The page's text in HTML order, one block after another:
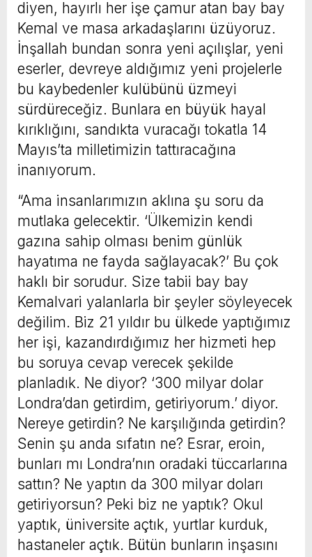
diyen, hayırlı her işe çamur atan bay bay
Kemal ve masa arkadaşlarını üzüyoruz.
İnşallah bundan sonra yeni açılışlar, yeni
eserler, devreye aldığımız yeni projelerle
bu kaybedenler kulübünü üzmeyi
sürdüreceğiz. Bunlara en büyük hayal
kırıklığını, sandıkta vuracağı tokatla 14
Mayıs’ta milletimizin tattıracağına
inanıyorum.
“Ama insanlarımızın aklına şu soru da
mutlaka gelecektir. ‘Ülkemizin kendi
gazına sahip olması benim günlük
hayatıma ne fayda sağlayacak?’ Bu çok
haklı bir sorudur. Size tabii bay bay
Kemalvari yalanlarla bir şeyler söyleyecek
değilim. Biz 21 yıldır bu ülkede yaptığımız
her işi, kazandırdığımız her hizmeti hep
bu soruya cevap verecek şekilde
planladık. Ne diyor? ‘300 milyar dolar
Londra’dan getirdim, getiriyorum.’ diyor.
Nereye getirdin? Ne karşılığında getirdin?
Senin şu anda sıfatın ne? Esrar, eroin,
bunları mı Londra’nın oradaki tüccarlarına
sattın? Ne yaptın da 300 milyar doları
getiriyorsun? Peki biz ne yaptık? Okul
yaptık, üniversite açtık, yurtlar kurduk,
hastaneler açtık. Bütün bunların inşasını